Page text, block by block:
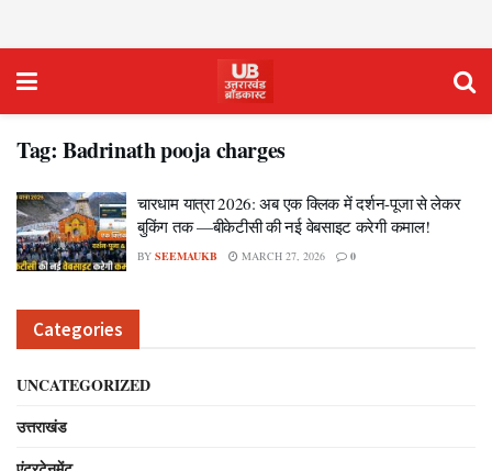
Tag: Badrinath pooja charges
चारधाम यात्रा 2026: अब एक क्लिक में दर्शन-पूजा से लेकर
बुकिंग तक —बीकेटीसी की नई वेबसाइट करेगी कमाल!
BY SEEMAUKB MARCH 27, 2026 0
Categories
UNCATEGORIZED
उत्तराखंड